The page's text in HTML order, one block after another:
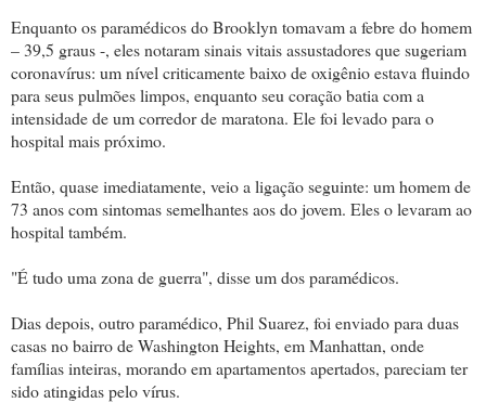
Enquanto os paramédicos do Brooklyn tomavam a febre do homem
– 39,5 graus -, eles notaram sinais vitais assustadores que sugeriam
coronavírus: um nível criticamente baixo de oxigênio estava fluindo
para seus pulmões limpos, enquanto seu coração batia com a
intensidade de um corredor de maratona. Ele foi levado para o
hospital mais próximo.
Então, quase imediatamente, veio a ligação seguinte: um homem de
73 anos com sintomas semelhantes aos do jovem. Eles o levaram ao
hospital também.
"É tudo uma zona de guerra", disse um dos paramédicos.
Dias depois, outro paramédico, Phil Suarez, foi enviado para duas
casas no bairro de Washington Heights, em Manhattan, onde
famílias inteiras, morando em apartamentos apertados, pareciam ter
sido atingidas pelo vírus.